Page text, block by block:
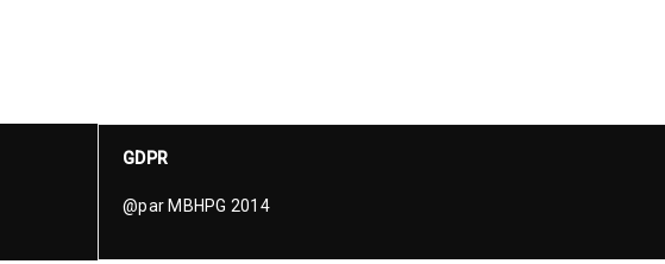
GDPR
@par MBHPG 2014